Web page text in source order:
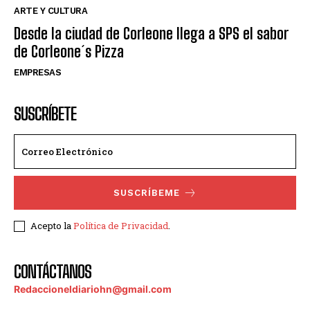
ARTE Y CULTURA
Desde la ciudad de Corleone llega a SPS el sabor
de Corleone´s Pizza
EMPRESAS
SUSCRÍBETE
SUSCRÍBEME
Acepto la Política de Privacidad
CONTÁCTANOS
Redaccioneldiariohn@gmail.com